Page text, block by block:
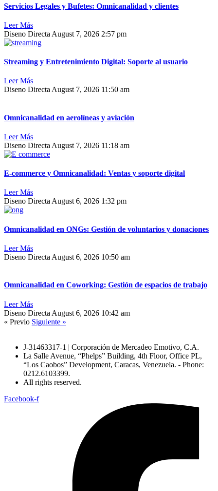
Servicios Legales y Bufetes: Omnicanalidad y clientes
Leer Más
Diseno Directa August 7, 2026 2:57 pm
Streaming y Entretenimiento Digital: Soporte al usuario
Leer Más
Diseno Directa August 7, 2026 11:50 am
Omnicanalidad en aerolíneas y aviación
Leer Más
Diseno Directa August 7, 2026 11:18 am
E-commerce y Omnicanalidad: Ventas y soporte digital
Leer Más
Diseno DirectaAugust 6, 2026 1:32 pm
Omnicanalidad en ONGs: Gestión de voluntarios y donaciones
Leer Más
Diseno Directa August 6, 2026 10:50 am
Omnicanalidad en Coworking: Gestión de espacios de trabajo
Leer Más
Diseno Directa August 6, 2026 10:42 am
« Previo Siguiente »
J-31463317-1 | Corporación de Mercadeo Emotivo, C.A.
La Salle Avenue, “Phelps” Building, 4th Floor, Office PL,
“Los Caobos” Development, Caracas, Venezuela. - Phone:
0212.6103399.
All rights reserved.
Facebook-f